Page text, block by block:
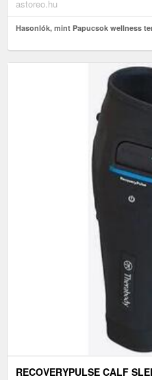
astoreo.hu
Hasonlók, mint Papucsok wellness
RECOVERYPULSE CALF